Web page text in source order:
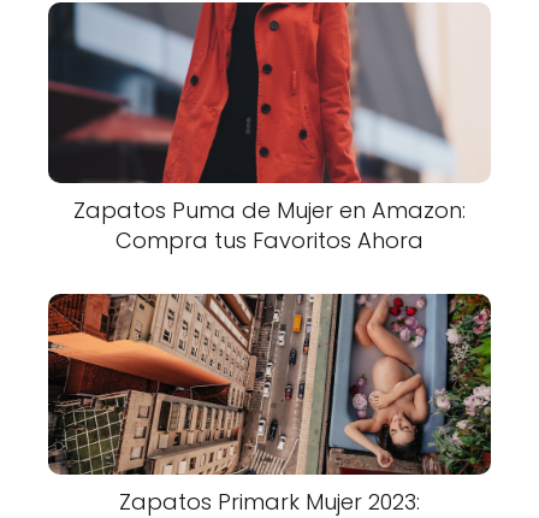
Zapatos Puma de Mujer en Amazon:
Compra tus Favoritos Ahora
Zapatos Primark Mujer 2023: